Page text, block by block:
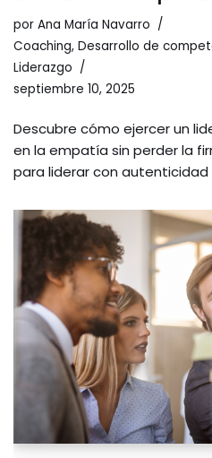
por Ana María Navarro
Coaching, Desarrollo de
Liderazgo
septiembre 10, 2025
Descubre cómo ejercer un
en la empatía sin perder la
para liderar con